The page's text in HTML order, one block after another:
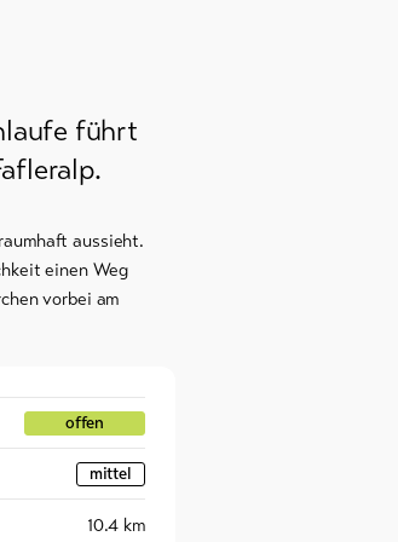
führt
aussieht.
einen Weg
vorbei am
offen
mittel
10.4 km